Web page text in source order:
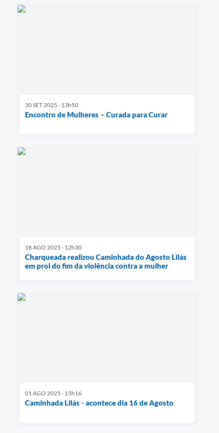
30 SET 2025 - 13h50
Encontro de Mulheres – Curada para Curar
18 AGO 2025 - 12h30
Charqueada realizou Caminhada do Agosto Lilás
em prol do fim da violência contra a mulher
01 AGO 2025 - 15h16
Caminhada Lilás - acontece dia 16 de Agosto